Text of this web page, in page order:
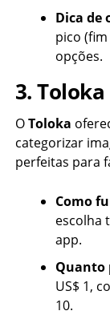
Dica de
pico
opções.
3. Toloka
OToloka
categorizar
perfeitas para
Como
escolha
app.
Quanto
US$ 1,
10.